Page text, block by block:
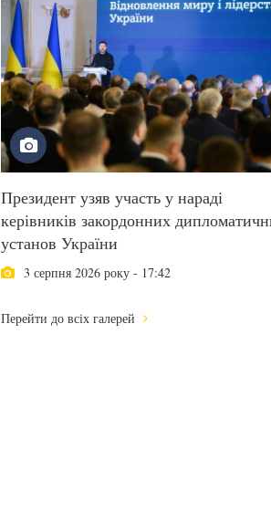
Президент узяв участь у нараді
керівників закордонних
установ України
3 серпня 2026 року - 17:42
Перейти до всіх галерей